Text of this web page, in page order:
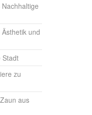
und
Stadt
zu
aus